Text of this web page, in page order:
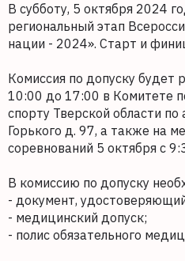
В субботу, 5 октября 2024
региональный этап
нации - 2024». Старт и
Комиссия по допуску будет
10:00 до 17:00 в Комитете
спорту Тверской области по
Горького д. 97, а также на
соревнований 5 октября с
В комиссию по допуску
- документ,
- медицинский допуск;
- полис обязательного